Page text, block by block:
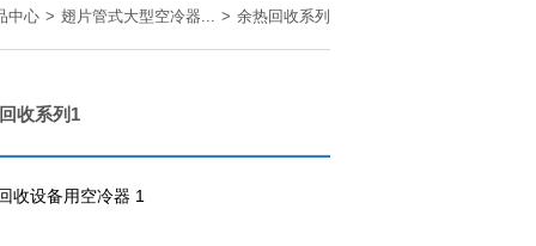
中心 > 翅片管式大型空冷器... > 余热回收系列
收系列1
收设备用空冷器 1